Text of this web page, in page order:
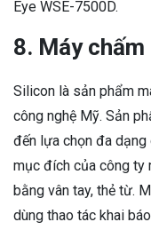
Eye WSE-7500D.
8. Máy
Silicon là sản phẩm
công nghệ Mỹ. Sản
đến lựa chọn đa dạng
mục đích của công ty
bằng vân tay, thẻ từ.
dùng thao tác khai